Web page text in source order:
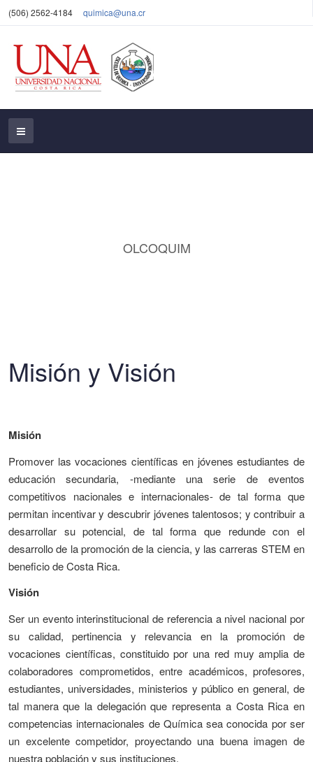
(506) 2562-4184 quimica@una.cr
OLCOQUIM
Misión y Visión
Misión
Promover las vocaciones científicas en jóvenes estudiantes de
educación secundaria, -mediante una serie de eventos
competitivos nacionales e internacionales- de tal forma que
permitan incentivar y descubrir jóvenes talentosos; y contribuir a
desarrollar su potencial, de tal forma que redunde con el
desarrollo de la promoción de la ciencia, y las carreras STEM en
beneficio de Costa Rica.
Visión
Ser un evento interinstitucional de referencia a nivel nacional por
su calidad, pertinencia y relevancia en la promoción de
vocaciones científicas, constituido por una red muy amplia de
colaboradores comprometidos, entre académicos, profesores,
estudiantes, universidades, ministerios y público en general, de
tal manera que la delegación que representa a Costa Rica en
competencias internacionales de Química sea conocida por ser
un excelente competidor, proyectando una buena imagen de
nuestra población y sus instituciones.